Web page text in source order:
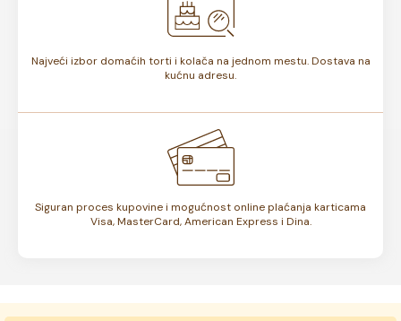
Najveći izbor domaćih torti i kolača na jednom mestu. Dostava na
kućnu adresu.
Siguran proces kupovine i mogućnost online plaćanja karticama
Visa, MasterCard, American Express i Dina.